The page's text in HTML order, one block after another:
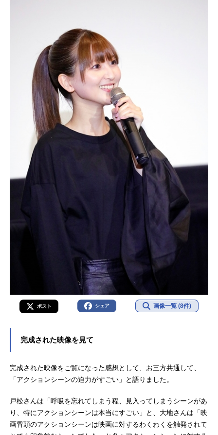
ポスト シェア 画像一覧 (8件)
完成された映像を見て
完成された映像をご覧になった感想として、お三方共通して、
「アクションシーンの迫力がすごい」と語りました。
戸松さんは「呼吸を忘れてしまう程、見入ってしまうシーンがあ
り、特にアクションシーンは本当にすごい」と、大地さんは「映
画冒頭のアクションシーンは映画に対するわくわくを触発されて